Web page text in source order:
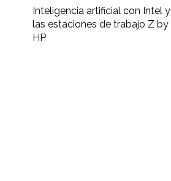
Inteligencia artificial con Intel y
las estaciones de trabajo Z by
HP